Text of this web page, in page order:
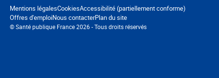
© Santé publique France 2026 - Tous droits réservés
Navigation pied de page
Mentions légalesCookiesAccessibilité (partiellement conforme)
Offres d'emploiNous contacterPlan du site